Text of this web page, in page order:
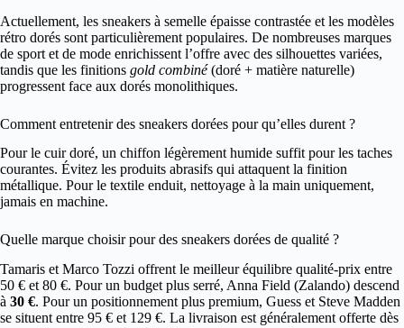
Actuellement, les sneakers à semelle épaisse contrastée et les modèles
rétro dorés sont particulièrement populaires. De nombreuses marques
de sport et de mode enrichissent l’offre avec des silhouettes variées,
tandis que les finitions gold combiné(doré + matière naturelle)
progressent face aux dorés monolithiques.
Comment entretenir des sneakers dorées pour qu’elles durent ?
Pour le cuir doré, un chiffon légèrement humide suffit pour les taches
courantes. Évitez les produits abrasifs qui attaquent la finition
métallique. Pour le textile enduit, nettoyage à la main uniquement,
jamais en machine.
Quelle marque choisir pour des sneakers dorées de qualité ?
Tamaris et Marco Tozzi offrent le meilleur équilibre qualité-prix entre
50 € et 80 €. Pour un budget plus serré, Anna Field (Zalando) descend
à 30 €. Pour un positionnement plus premium, Guess et Steve Madden
se situent entre 95 € et 129 €. La livraison est généralement offerte dès